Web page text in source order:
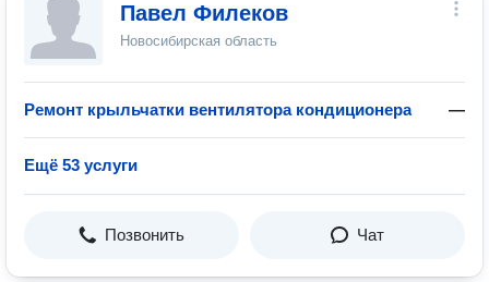
Павел Филеков
Новосибирская область
Ремонт крыльчатки вентилятора кондиционера —
Ещё 53 услуги
Позвонить Чат